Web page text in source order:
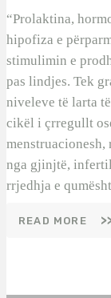
“Prolaktina,
hipofiza e
stimulimin e
pas lindjes. Tek
niveleve të larta
cikël i çrregullt
menstruacionesh,
nga gjinjtë,
rrjedhja e
READ MORE